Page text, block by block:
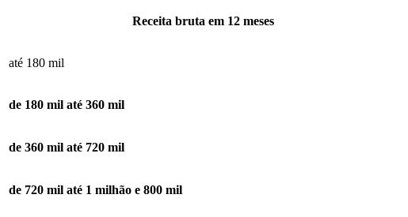
Receita bruta em 12 meses
até 180 mil
de 180 mil até 360 mil
de 360 mil até 720 mil
de 720 mil até 1 milhão e 800 mil